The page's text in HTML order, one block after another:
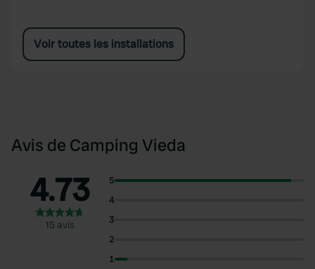
Voir toutes les installations
Avis de Camping Vieda
4.73
15 avis
5
4
3
2
1